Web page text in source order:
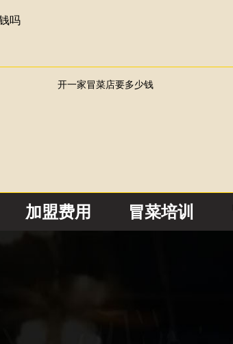
吗
开一家冒菜店要多少钱
加盟费用 冒菜培训